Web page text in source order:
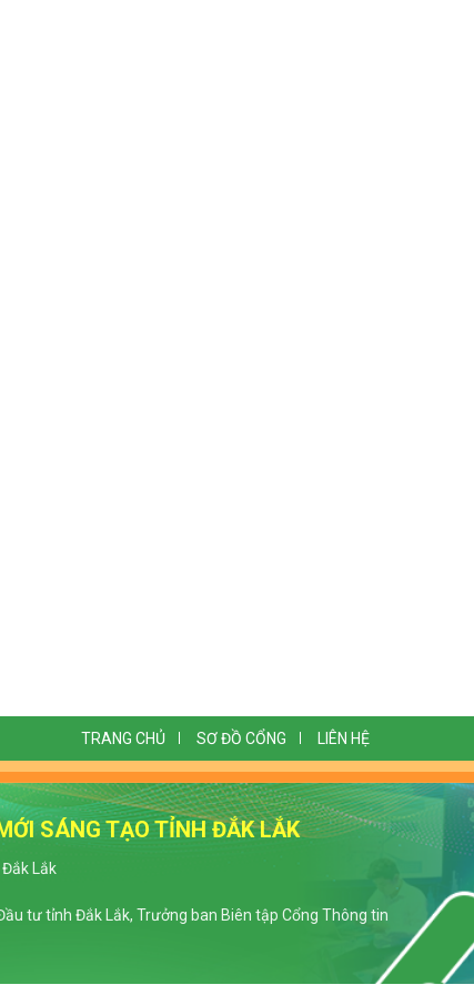
TRANG CHỦ SƠ ĐỒ CỔNG LIÊN HỆ
SÁNG TẠO TỈNH ĐẮK LẮK
Lắk
tư tỉnh Đắk Lắk, Trưởng ban Biên tập Cổng Thông tin